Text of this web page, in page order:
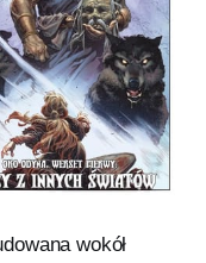
wokół